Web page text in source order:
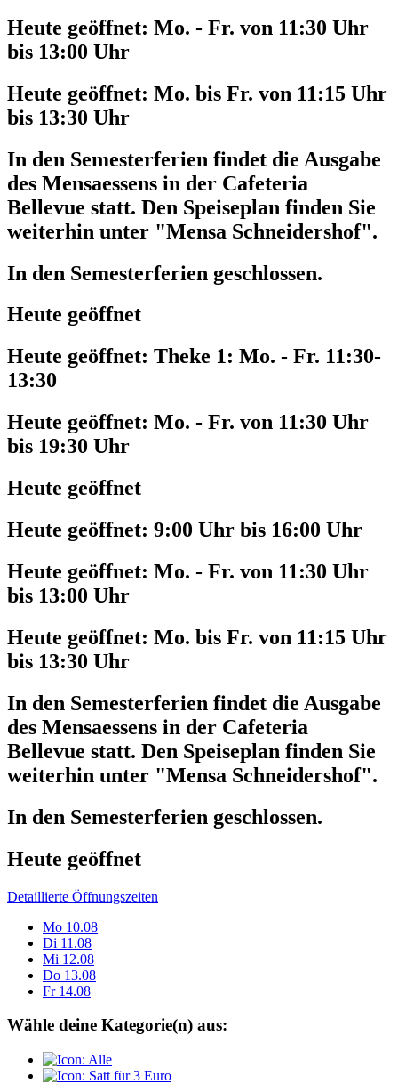
Heute geöffnet: Mo. - Fr. von 11:30 Uhr
bis 13:00 Uhr
Heute geöffnet: Mo. bis Fr. von 11:15 Uhr
bis 13:30 Uhr
In den Semesterferien findet die Ausgabe
des Mensaessens in der Cafeteria
Bellevue statt. Den Speiseplan finden Sie
weiterhin unter "Mensa Schneidershof".
In den Semesterferien geschlossen.
Heute geöffnet
Heute geöffnet: Theke 1: Mo. - Fr. 11:30-
13:30
Heute geöffnet: Mo. - Fr. von 11:30 Uhr
bis 19:30 Uhr
Heute geöffnet
Heute geöffnet: 9:00 Uhr bis 16:00 Uhr
Heute geöffnet: Mo. - Fr. von 11:30 Uhr
bis 13:00 Uhr
Heute geöffnet: Mo. bis Fr. von 11:15 Uhr
bis 13:30 Uhr
In den Semesterferien findet die Ausgabe
des Mensaessens in der Cafeteria
Bellevue statt. Den Speiseplan finden Sie
weiterhin unter "Mensa Schneidershof".
In den Semesterferien geschlossen.
Heute geöffnet
Detaillierte Öffnungszeiten
Mo 10.08
Di 11.08
Mi 12.08
Do 13.08
Fr 14.08
Wähle deine Kategorie(n) aus: